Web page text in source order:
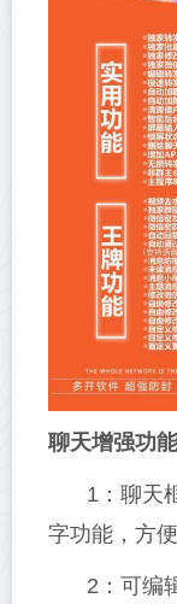
聊天增强功能
1：聊天
字功能，方便
2：可编